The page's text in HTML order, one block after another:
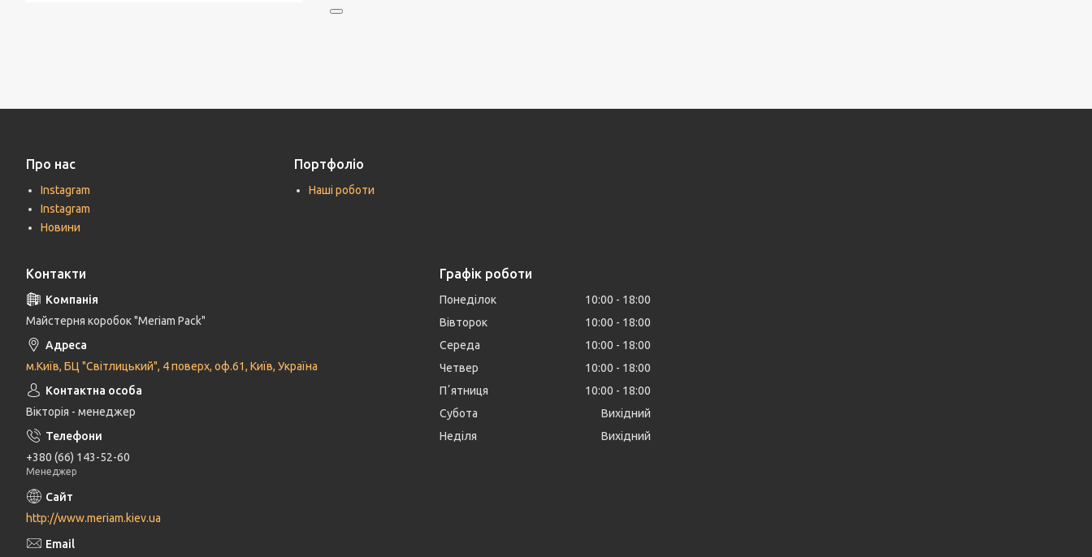
Про нас
Instagram
Instagram
Новини
Портфоліо
Наші роботи
Контакти
Майстерня коробок "Meriam Pack"
м.Київ, БЦ "Світлицький", 4 поверх, оф.61, Київ, Україна
Вікторія - менеджер
+380 (66) 143-52-60
Менеджер
http://www.meriam.kiev.ua
Графік роботи
Понеділок 10:00
18:00
Вівторок
10:00
18:00
Середа
10:00
18:00
Четвер
10:00
18:00
Пʼятниця
10:00
18:00
Субота
Вихідний
Неділя
Вихідний